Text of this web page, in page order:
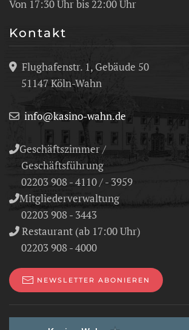
Von 17:30 Uhr bis 22:00 Uhr
Kontakt
Flughafenstr. 1, Gebäude 50
51147 Köln-Wahn
info@kasino-wahn.de
Geschäftszimmer /
Geschäftsführung
02203 908 - 4110 / - 3959
Mitgliederverwaltung
02203 908 - 3443
Restaurant (ab 17:00 Uhr)
02203 908 - 4000
NEWSLETTER ABONIEREN